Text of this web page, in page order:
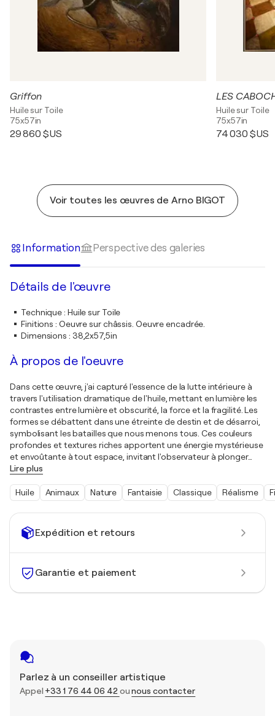
Expédition et retours
Garantie et paiement
Parlez à un conseiller artistique
Appel +33 1 76 44 06 42 ounous contacter
Griffon
Huile sur Toile
75x57in
29 860 $US
LES
Huile sur Toile
75x57in
74 030 $US
Voir toutes les œuvres de Arno BIGOT
Information Perspective des galeries
Détails de l'œuvre
Technique: Huile sur Toile
Finitions : Oeuvre sur châssis. Oeuvre encadrée.
Dimensions : 38,2x57,5in
À propos de l'oeuvre
Dans cette œuvre, j'ai capturé l'essence de la lutte intérieure à
travers l'utilisation dramatique de l'huile, mettant en lumière les
contrastes entre lumière et obscurité, la force et la fragilité. Les
formes se débattent dans une étreinte de destin et de désarroi,
symbolisant les batailles que nous menons tous. Ces couleurs
profondes et textures riches apportent une énergie mystérieuse
et envoûtante à tout espace, invitant l'observateur à plonger…
Lire plus
Huile Animaux Nature Fantaisie Classique Réalisme